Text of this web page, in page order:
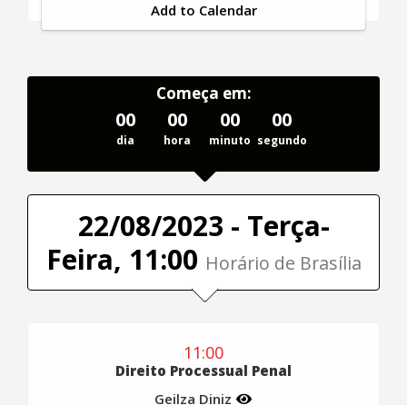
Add to Calendar
Começa em:
00
dia
00
hora
00
minuto
00
segundo
22/08/2023 - Terça-
Feira, 11:00 Horário de Brasília
11:00
Direito Processual Penal
Geilza Diniz